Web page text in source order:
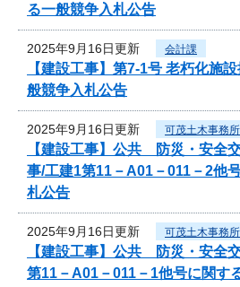
る一般競争入札公告
2025年9月16日更新 会計課
【建設工事】第7-1号 老朽化施
般競争入札公告
2025年9月16日更新 可茂土木事務所
【建設工事】公共 防災・安全
事/工建1第11－A01－011－2他
札公告
2025年9月16日更新 可茂土木事務所
【建設工事】公共 防災・安全
第11－A01－011－1他号に関す